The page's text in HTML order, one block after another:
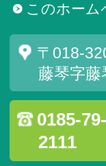
このホーム
〒018-
藤琴字藤
0185-79-
2111